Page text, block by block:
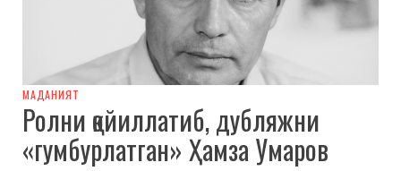
МАДАНИЯТ
Ролни қойиллатиб, дубляжни
«гумбурлатган» Ҳамза Умаров